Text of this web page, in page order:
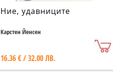
Ние, удавниците
Карстен Йенсен
16.36 € / 32.00 ЛВ.